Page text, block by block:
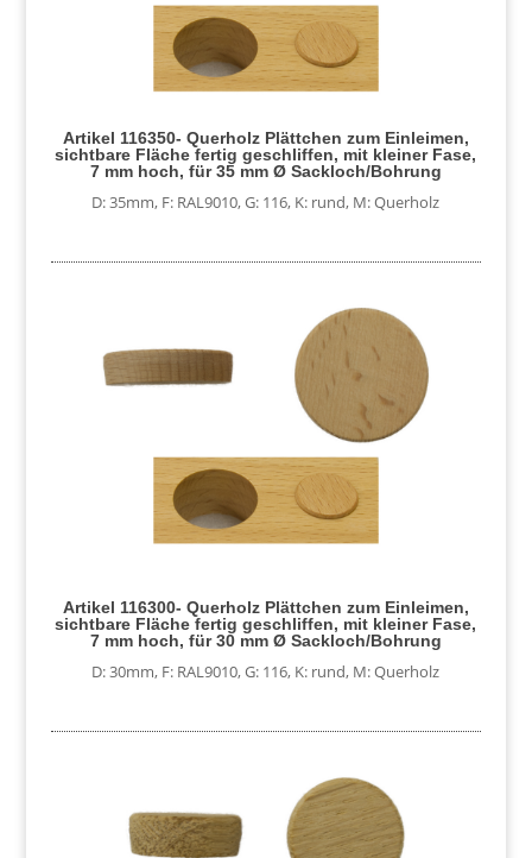
Artikel 116350- Querholz Plättchen zum Einleimen,
sichtbare Fläche fertig geschliffen, mit kleiner Fase,
7 mm hoch, für 35 mm Ø Sackloch/Bohrung
D: 35mm, F: RAL9010,G: 116, K: rund, M: Querholz
Artikel 116300- Querholz Plättchen zum Einleimen,
sichtbare Fläche fertig geschliffen, mit kleiner Fase,
7 mm hoch, für 30 mm Ø Sackloch/Bohrung
D: 30mm, F: RAL9010,G: 116, K: rund, M: Querholz